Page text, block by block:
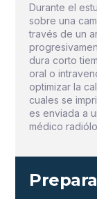
Durante el
sobre una
través de un
dura corto
oral o
optimizar la
cuales se
es enviada a
médico